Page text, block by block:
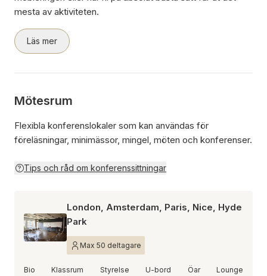
mesta av aktiviteten.
Läs mer
Mötesrum
Flexibla konferenslokaler som kan användas för
föreläsningar, minimässor, mingel, möten och konferenser.
Tips och råd om konferenssittningar
London, Amsterdam, Paris, Nice, Hyde
Park
Max 50 deltagare
Bio
Klassrum
Styrelse
U-bord
Öar
Lounge